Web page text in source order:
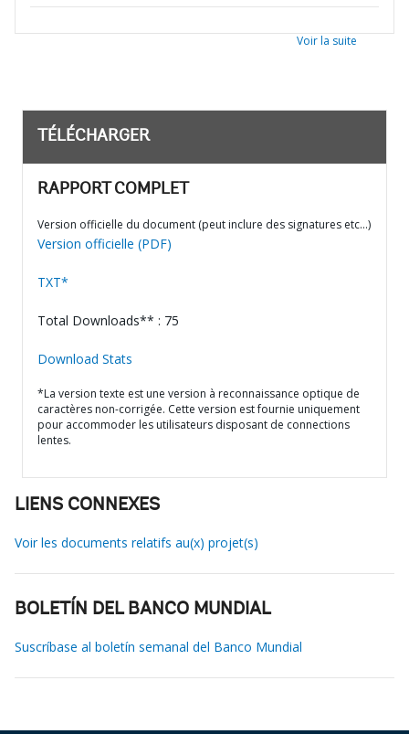
Voir la suite
TÉLÉCHARGER
RAPPORT COMPLET
Version officielle du document (peut inclure des signatures etc…)
Version officielle (PDF)
TXT*
Total Downloads** : 75
Download Stats
*La version texte est une version à reconnaissance optique de
caractères non-corrigée. Cette version est fournie uniquement
pour accommoder les utilisateurs disposant de connections
lentes.
LIENS CONNEXES
Voir les documents relatifs au(x) projet(s)
BOLETÍN DEL BANCO MUNDIAL
Suscríbase al boletín semanal del Banco Mundial